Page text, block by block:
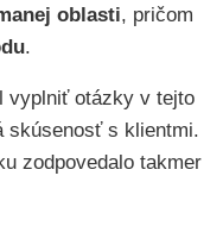
oblasti, pričom
.
vyplniť otázky v tejto
skúsenosť s klientmi.
zodpovedalo takmer